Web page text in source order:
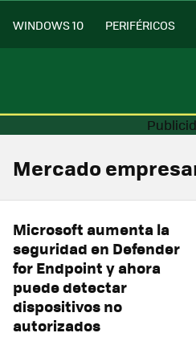
WINDOWS 10 PERIFÉRICOS
Mercado
Microsoft aumenta la
seguridad en Defender
for Endpoint y ahora
puede detectar
dispositivos no
autorizados